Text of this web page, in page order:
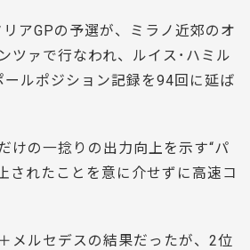
アGPの予選が、ミラノ近郊のオ
ツァで行なわれ、ルイス･ハミル
ールポジション記録を94回に延ば
けの一捻りの出力向上を示す“パ
されたことを意に介せずに高速コ
メルセデスの結果だったが、2位